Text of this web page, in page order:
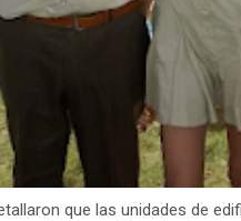
que las unidades de